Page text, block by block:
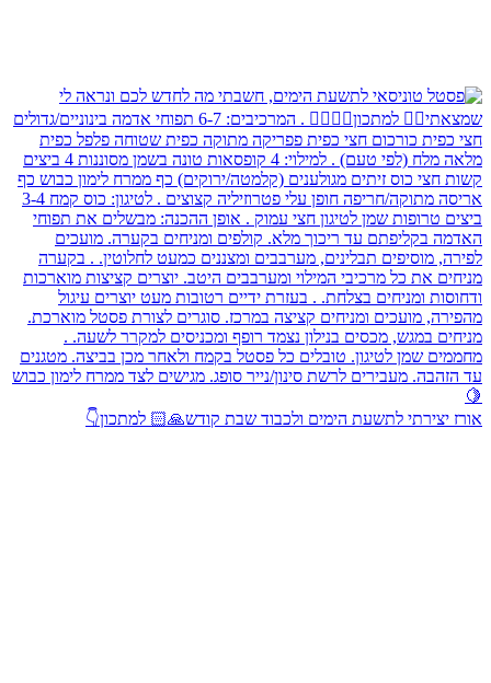
אורז יצירתי לתשעת הימים ולכבוד שבת קודש🙏🏻 למתכון👇